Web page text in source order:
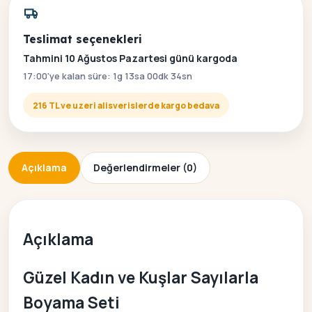
Teslimat seçenekleri
Tahmini 10 Ağustos Pazartesi günü kargoda
17:00'ye kalan süre: 1g 13sa 00dk 34sn
216 TL ve uzeri alisverislerde kargo bedava
Açıklama Değerlendirmeler (0)
Açıklama
Güzel Kadın ve Kuşlar Sayılarla
Boyama Seti